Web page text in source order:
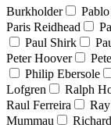
Burkholder
Paris Reidhead
Paul Shirk
Peter Hoover
Philip Ebersole
Lofgren
Ralph
Raul Ferreira
Mummau